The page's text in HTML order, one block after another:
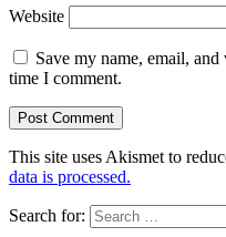
Website
Save my name, email,
time I comment.
This site uses Akismet to
data is processed.
Search for: